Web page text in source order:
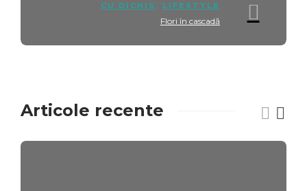
CU DICHIS , LIFESTYLE
Flori în cascadă
Articole recente